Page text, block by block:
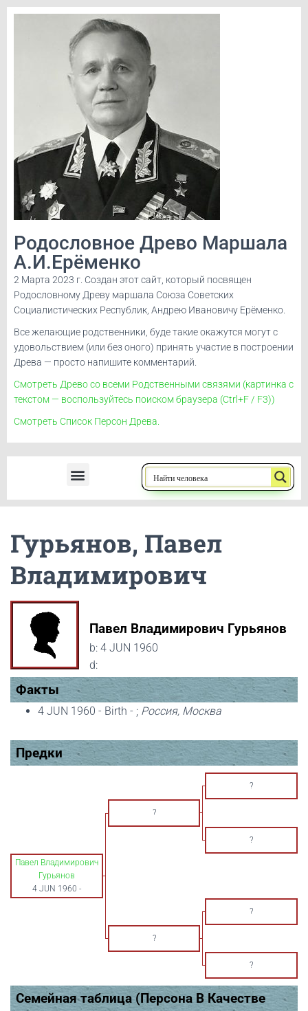
Родословное Древо Маршала
А.И.Ерёменко
2 Марта 2023 г. Создан этот сайт, который посвящен
Родословному Древу маршала Союза Советских
Социалистических Республик, Андрею Ивановичу Ерёменко.
Все желающие родственники, буде такие окажутся могут с
удовольствием (или без оного) принять участие в построении
Древа — просто напишите комментарий.
Смотреть Древо со всеми Родственными связями (картинка с
текстом — воспользуйтесь поиском браузера (Ctrl+F / F3))
Смотреть Список Персон Древа.
Гурьянов, Павел
Владимирович
Павел Владимирович Гурьянов
b: 4 JUN 1960
d:
Факты
4 JUN 1960 - Birth - ; Россия, Москва
Предки
?
?
?
Павел Владимирович
Гурьянов
4 JUN 1960 -
?
?
?
Семейная таблица (Персона В Качестве